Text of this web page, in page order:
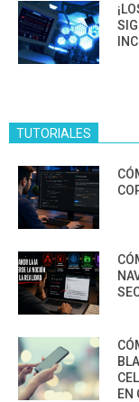
TUTORIALES
EN